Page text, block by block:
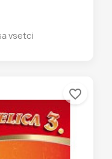
vsetci
favorite_border